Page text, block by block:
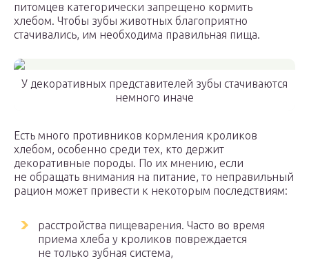
питомцев категорически запрещено кормить
хлебом. Чтобы зубы животных благоприятно
стачивались, им необходима правильная пища.
У декоративных представителей зубы стачиваются
немного иначе
Есть много противников кормления кроликов
хлебом, особенно среди тех, кто держит
декоративные породы. По их мнению, если
не обращать внимания на питание, то неправильный
рацион может привести к некоторым последствиям:
расстройства пищеварения. Часто во время
приема хлеба у кроликов повреждается
не только зубная система,